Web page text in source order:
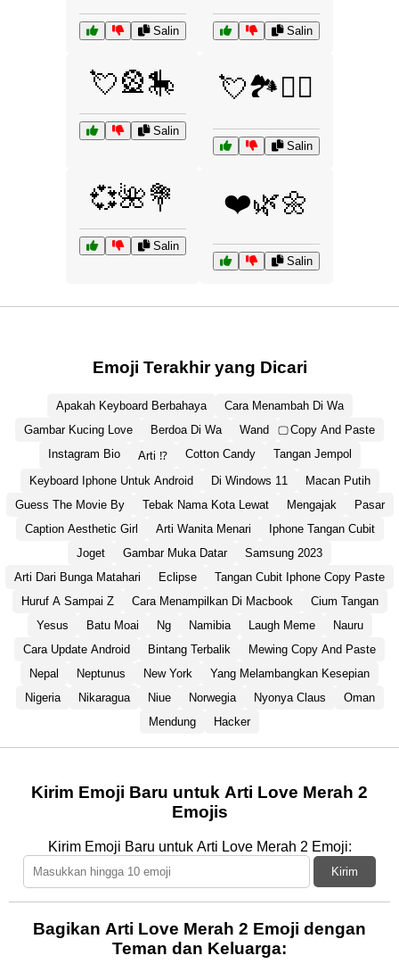
Salin Salin
💘🎡🎠
Salin
💘🏞️🚶‍♂️
Salin
💞🌺💐
Salin
❤️🌿🌼
Salin
Emoji Terakhir yang Dicari
Apakah Keyboard Berbahaya
Cara Menambah Di Wa
Gambar Kucing Love
Berdoa Di Wa Wand
⃢ Copy And Paste
Instagram Bio
Arti ⁉️ Cotton Candy
Tangan Jempol
Keyboard Iphone Untuk Android
Di Windows 11
Macan Putih
Guess The Movie By
Tebak Nama Kota Lewat Mengajak
Pasar
Caption Aesthetic Girl
Arti Wanita Menari
Iphone Tangan Cubit
Joget
Gambar Muka Datar
Samsung 2023
Arti Dari Bunga Matahari
Eclipse
Tangan Cubit Iphone Copy Paste
Huruf A Sampai Z
Cara Menampilkan Di Macbook
Cium Tangan
Yesus
Batu Moai Ng Namibia Laugh Meme
Nauru
Cara Update Android
Bintang Terbalik
Mewing Copy And Paste
Nepal
Neptunus New York
Yang Melambangkan Kesepian
Nigeria
Nikaragua Niue Norwegia Nyonya Claus
Oman
Mendung
Hacker
Kirim Emoji Baru untuk Arti Love Merah 2
Emojis
Kirim Emoji Baru untuk Arti Love Merah 2 Emoji:
Kirim
Bagikan Arti Love Merah 2 Emoji dengan
Teman dan Keluarga: